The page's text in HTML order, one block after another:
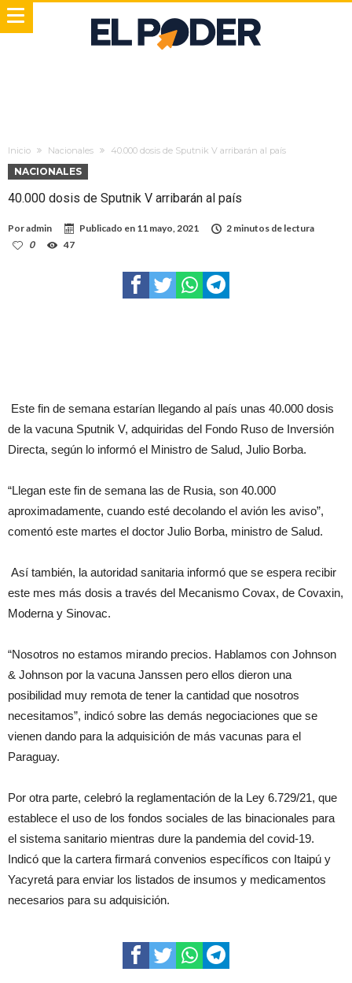
Inicio Nacionales 40.000 dosis de Sputnik V arribarán al país
NACIONALES
40.000 dosis de Sputnik V arribarán al país
Poradmin Publicado en 11 mayo, 2021
2 minutos de lectura
0
47
Este fin de semana estarían llegando al país unas 40.000 dosis
de la vacuna Sputnik V, adquiridas del Fondo Ruso de Inversión
Directa, según lo informó el Ministro de Salud, Julio Borba.
“Llegan este fin de semana las de Rusia, son 40.000
aproximadamente, cuando esté decolando el avión les aviso”,
comentó este martes el doctor Julio Borba, ministro de Salud.
Así también, la autoridad sanitaria informó que se espera recibir
este mes más dosis a través del Mecanismo Covax, de Covaxin,
Moderna y Sinovac.
“Nosotros no estamos mirando precios. Hablamos con Johnson
& Johnson por la vacuna Janssen pero ellos dieron una
posibilidad muy remota de tener la cantidad que nosotros
necesitamos”, indicó sobre las demás negociaciones que se
vienen dando para la adquisición de más vacunas para el
Paraguay.
Por otra parte, celebró la reglamentación de la Ley 6.729/21, que
establece el uso de los fondos sociales de las binacionales para
el sistema sanitario mientras dure la pandemia del covid-19.
Indicó que la cartera firmará convenios específicos con Itaipú y
Yacyretá para enviar los listados de insumos y medicamentos
necesarios para su adquisición.